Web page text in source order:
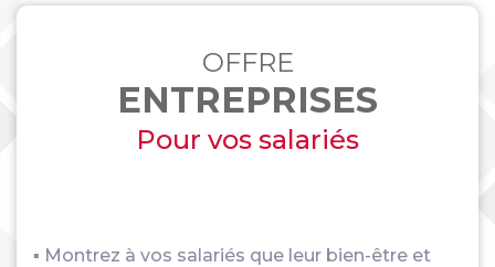
OFFRE
ENTREPRISES
Pour vos salariés
▪ Montrez à vos salariés que leur bien-être et